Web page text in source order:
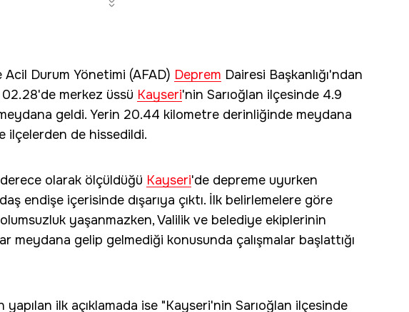
Acil Durum Yönetimi (AFAD) Deprem Dairesi Başkanlığı'ndan
merkez üssü Kayseri'nin Sarıoğlan ilçesinde 4.9
geldi. Yerin 20.44 kilometre derinliğinde meydana
ilçelerden de hissedildi.
derece olarak ölçüldüğü Kayseri'de depreme uyurken
endişe içerisinde dışarıya çıktı. İlk belirlemelere göre
yaşanmazken, Valilik ve belediye ekiplerinin
meydana gelip gelmediği konusunda çalışmalar başlattığı
yapılan ilk açıklamada ise "Kayseri'nin Sarıoğlan ilçesinde